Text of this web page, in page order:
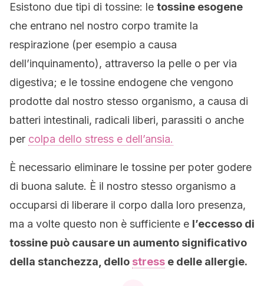
Esistono due tipi di tossine: le tossine esogene
che entrano nel nostro corpo tramite la
respirazione (per esempio a causa
dell’inquinamento), attraverso la pelle o per via
digestiva; e le tossine endogene che vengono
prodotte dal nostro stesso organismo, a causa di
batteri intestinali, radicali liberi, parassiti o anche
per colpa dello stress e dell’ansia.
È necessario eliminare le tossine per poter godere
di buona salute. È il nostro stesso organismo a
occuparsi di liberare il corpo dalla loro presenza,
ma a volte questo non è sufficiente e l’eccesso di
tossine può causare un aumento significativo
della stanchezza, dello stress e delle allergie.